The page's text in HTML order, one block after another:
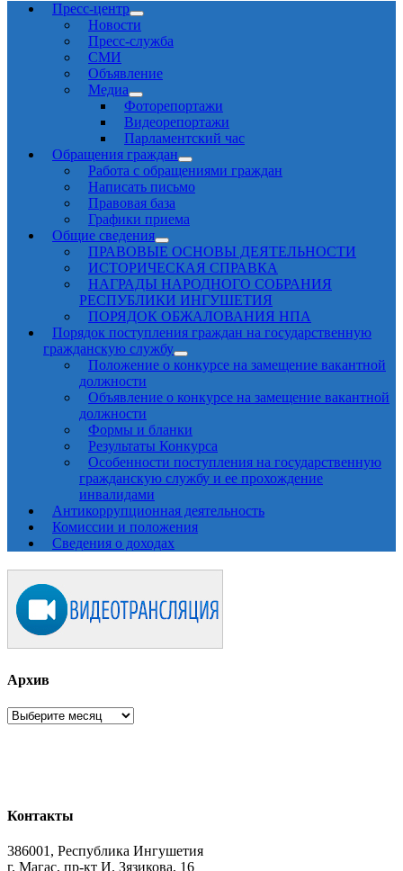
Пресс-центр
Новости
Пресс-служба
СМИ
Объявление
Медиа
Фоторепортажи
Видеорепортажи
Парламентский час
Обращения граждан
Работа с обращениями граждан
Написать письмо
Правовая база
Графики приема
Общие сведения
ПРАВОВЫЕ ОСНОВЫ ДЕЯТЕЛЬНОСТИ
ИСТОРИЧЕСКАЯ СПРАВКА
НАГРАДЫ НАРОДНОГО СОБРАНИЯ
РЕСПУБЛИКИ ИНГУШЕТИЯ
ПОРЯДОК ОБЖАЛОВАНИЯ НПА
Порядок поступления граждан на государственную
гражданскую службу
Положение о конкурсе на замещение вакантной
должности
Объявление о конкурсе на замещение вакантной
должности
Формы и бланки
Результаты Конкурса
Особенности поступления на государственную
гражданскую службу и ее прохождение
инвалидами
Антикоррупционная деятельность
Комиссии и положения
Сведения о доходах
Архив
Архив
Контакты
386001, Республика Ингушетия
г. Магас, пр-кт И. Зязикова, 16